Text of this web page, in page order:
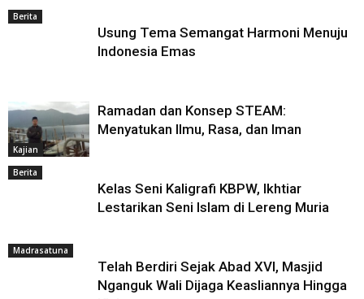
Berita
Usung Tema Semangat Harmoni Menuju
Indonesia Emas
Kajian
Ramadan dan Konsep STEAM:
Menyatukan Ilmu, Rasa, dan Iman
Berita
Kelas Seni Kaligrafi KBPW, Ikhtiar
Lestarikan Seni Islam di Lereng Muria
Madrasatuna
Telah Berdiri Sejak Abad XVI, Masjid
Nganguk Wali Dijaga Keasliannya Hingga